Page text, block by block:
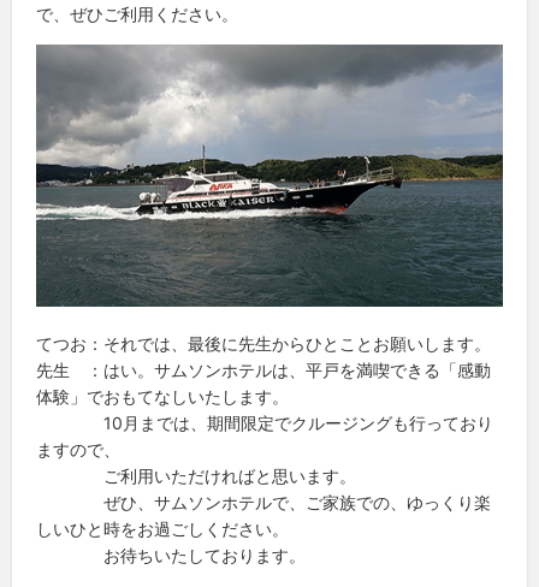
で、ぜひご利用ください。
てつお：それでは、最後に先生からひとことお願いします。
先生 ：はい。サムソンホテルは、平戸を満喫できる「感動
体験」でおもてなしいたします。
10月までは、期間限定でクルージングも行っており
ますので、
ご利用いただければと思います。
ぜひ、サムソンホテルで、ご家族での、ゆっくり楽
しいひと時をお過ごしください。
お待ちいたしております。